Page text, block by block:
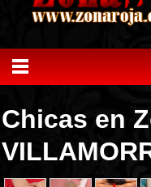
Chicas en